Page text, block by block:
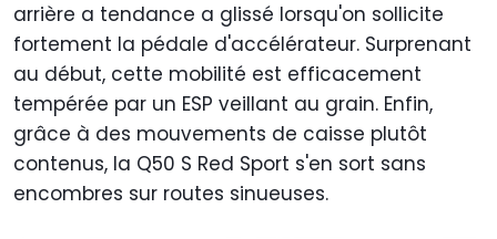
arrière a tendance a glissé lorsqu'on sollicite
fortement la pédale d'accélérateur. Surprenant
au début, cette mobilité est efficacement
tempérée par un ESP veillant au grain. Enfin,
grâce à des mouvements de caisse plutôt
contenus, la Q50 S Red Sport s'en sort sans
encombres sur routes sinueuses.